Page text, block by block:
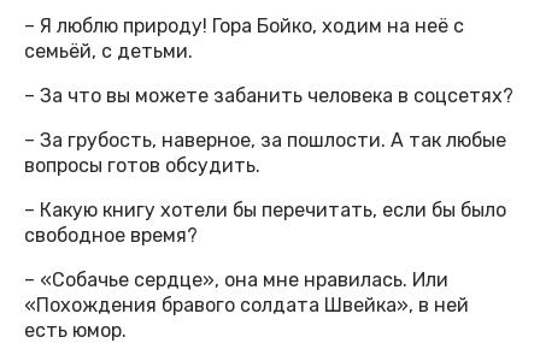
– Я люблю природу! Гора Бойко, ходим на неё с
семьёй, с детьми.
– За что вы можете забанить человека в соцсетях?
– За грубость, наверное, за пошлости. А так любые
вопросы готов обсудить.
– Какую книгу хотели бы перечитать, если бы было
свободное время?
– «Собачье сердце», она мне нравилась. Или
«Похождения бравого солдата Швейка», в ней
есть юмор.